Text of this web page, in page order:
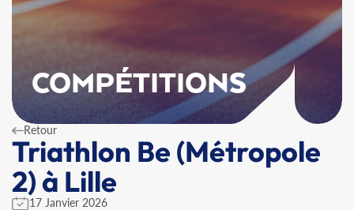
COMPÉTITIONS
Retour
Triathlon Be (Métropole
2) à Lille
17 Janvier 2026